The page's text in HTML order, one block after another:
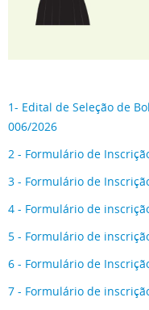
1- Edital de Seleção de
006/2026
2 - Formulário de
3 - Formulário de
4 - Formulário de
5 - Formulário de
6 - Formulário de
7 - Formulário de